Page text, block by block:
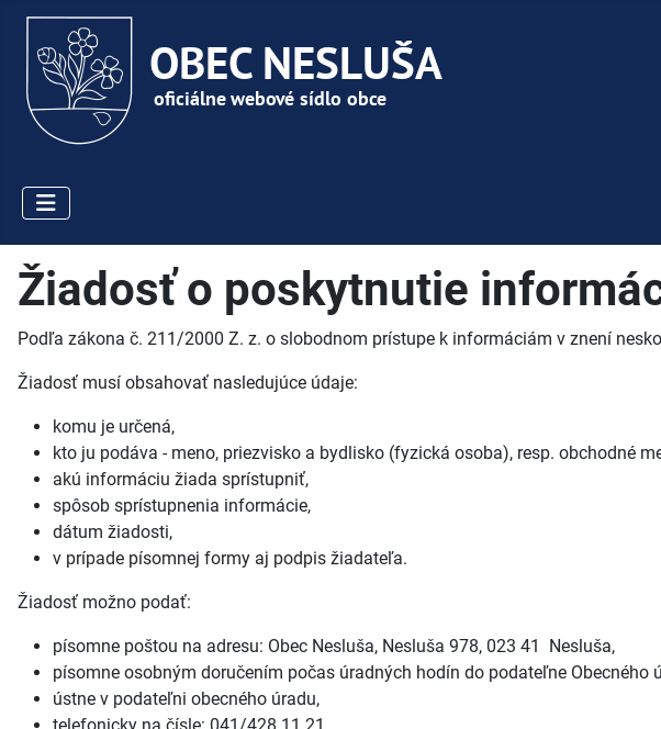
Žiadosť o poskytnutie
Podľa zákona č. 211/2000 Z. z. o slobodnom prístupe k informáciám v znení
Žiadosť musí obsahovať nasledujúce údaje:
komu je určená,
kto ju podáva - meno, priezvisko a bydlisko (fyzická osoba), resp. obchodné
akú informáciu žiada sprístupniť,
spôsob sprístupnenia informácie,
dátum žiadosti,
v prípade písomnej formy aj podpis žiadateľa.
Žiadosť možno podať:
písomne poštou na adresu: Obec Nesluša, Nesluša 978, 023 41 Nesluša,
písomne osobným doručením počas úradných hodín do podateľne Obecného
ústne v podateľni obecného úradu,